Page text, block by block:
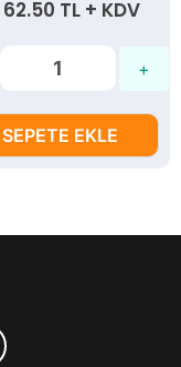
62.50 TL + KDV
SEPETE EKLE